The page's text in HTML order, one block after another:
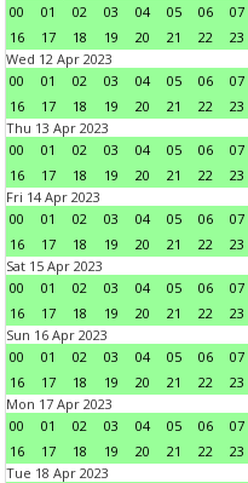
00
01 02 03 04 05 06 07
16
17 18 19 20 21 22
23
Wed 12 Apr 2023
00
01 02 03 04 05 06 07
16
17 18 19 20 21 22
23
Thu 13 Apr 2023
00
01 02 03 04 05 06 07
16
17 18 19 20 21 22
23
Fri 14 Apr 2023
00
01 02 03 04 05 06 07
16
17 18 19 20 21 22
23
Sat 15 Apr 2023
00
01 02 03 04 05 06 07
16
17 18 19 20 21 22
23
Sun 16 Apr 2023
00
01 02 03 04 05 06 07
16
17 18 19 20 21 22
23
Mon 17 Apr 2023
00
01 02 03 04 05 06 07
16
17 18 19 20 21 22
23
Tue 18 Apr 2023